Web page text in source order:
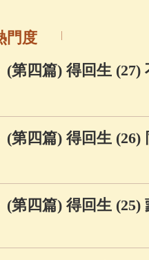
門度
(第四篇) 得回生
(第四篇) 得回生
(第四篇) 得回生 (25)